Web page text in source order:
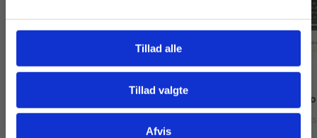
Tillad alle
Tillad valgte
Afvis
Bog
Lis Ramberg Beyer
2 formater
The Beat
Matias Andree
Gå til praxisOnline